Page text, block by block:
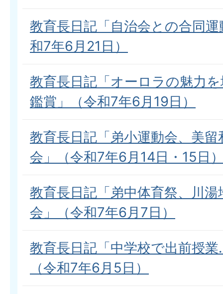
教育長日記「自治会との合同
和7年6月21日）
教育長日記「オーロラの魅力
鑑賞」（令和7年6月19日）
教育長日記「弟小運動会、美
会」（令和7年6月14日・15日
教育長日記「弟中体育祭、川
会」（令和7年6月7日）
教育長日記「中学校で出前授
（令和7年6月5日）